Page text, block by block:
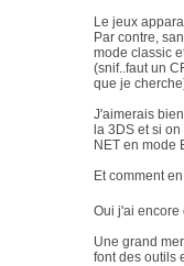
Le jeux
Par contre,
mode classic
(snif..faut un
que je
J'aimerais
la 3DS et si
NET en mode
Et comment
Oui j'ai encore
Une grand
font des outils